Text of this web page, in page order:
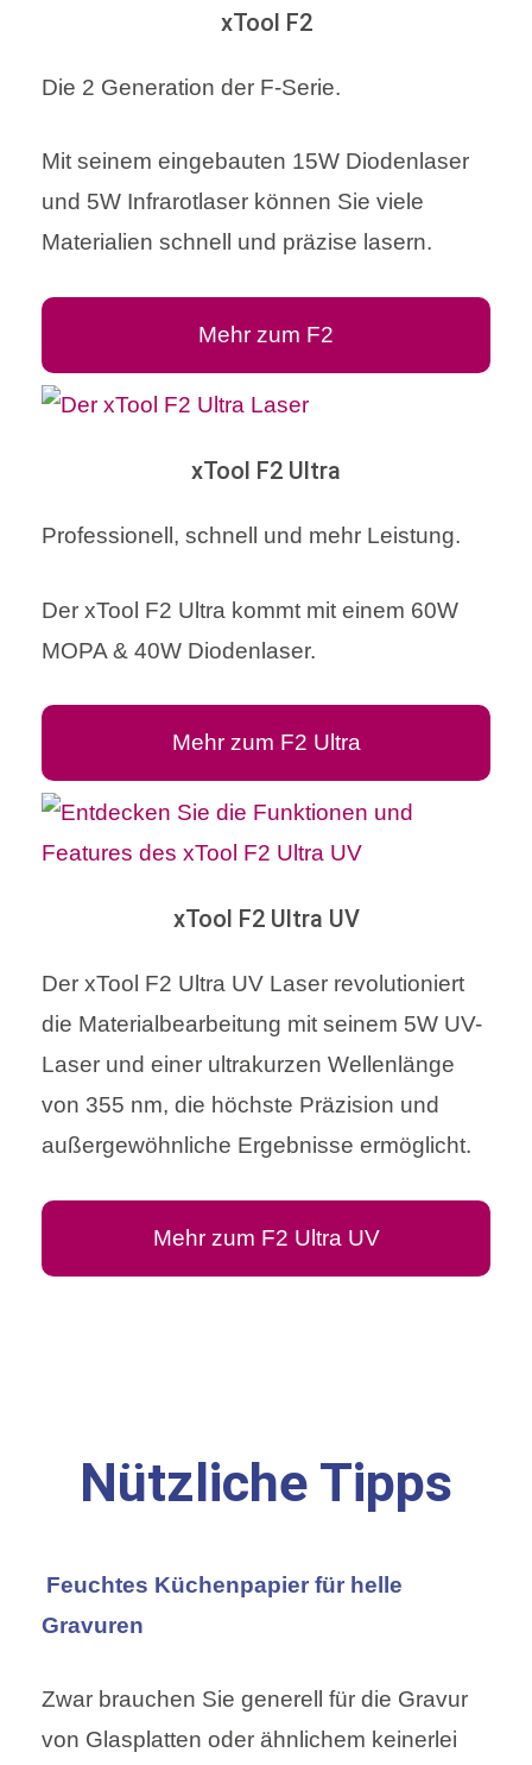
xTool F2
Die 2 Generation der F-Serie.
Mit seinem eingebauten 15W Diodenlaser
und 5W Infrarotlaser können Sie viele
Materialien schnell und präzise lasern.
Mehr zum F2
xTool F2 Ultra
Professionell, schnell und mehr Leistung.
Der xTool F2 Ultra kommt mit einem 60W
MOPA & 40W Diodenlaser.
Mehr zum F2 Ultra
xTool F2 Ultra UV
Der xTool F2 Ultra UV Laser revolutioniert
die Materialbearbeitung mit seinem 5W UV-
Laser und einer ultrakurzen Wellenlänge
von 355 nm, die höchste Präzision und
außergewöhnliche Ergebnisse ermöglicht.
Mehr zum F2 Ultra UV
Nützliche Tipps
Feuchtes Küchenpapier für helle
Gravuren
Zwar brauchen Sie generell für die Gravur
von Glasplatten oder ähnlichem keinerlei